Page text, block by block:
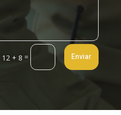
12 + 8 = Enviar